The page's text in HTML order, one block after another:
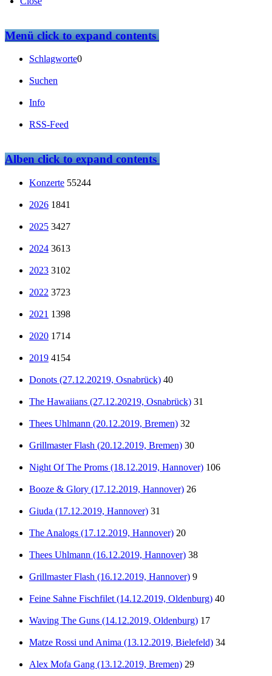
Menüclick to expand contents
Schlagworte0
Suchen
Info
RSS-Feed
Albenclick to expand contents
Konzerte 55244
2026 1841
2025 3427
2024 3613
2023 3102
2022 3723
2021 1398
2020 1714
2019 4154
Donots (27.12.20219, Osnabrück) 40
The Hawaiians (27.12.20219, Osnabrück) 31
Thees Uhlmann (20.12.2019, Bremen) 32
Grillmaster Flash (20.12.2019, Bremen) 30
Night Of The Proms (18.12.2019, Hannover) 106
Booze & Glory (17.12.2019, Hannover) 26
Giuda (17.12.2019, Hannover) 31
The Analogs (17.12.2019, Hannover) 20
Thees Uhlmann (16.12.2019, Hannover) 38
Grillmaster Flash (16.12.2019, Hannover) 9
Feine Sahne Fischfilet (14.12.2019, Oldenburg) 40
Waving The Guns (14.12.2019, Oldenburg) 17
Matze Rossi und Anima (13.12.2019, Bielefeld) 34
Alex Mofa Gang (13.12.2019, Bremen) 29